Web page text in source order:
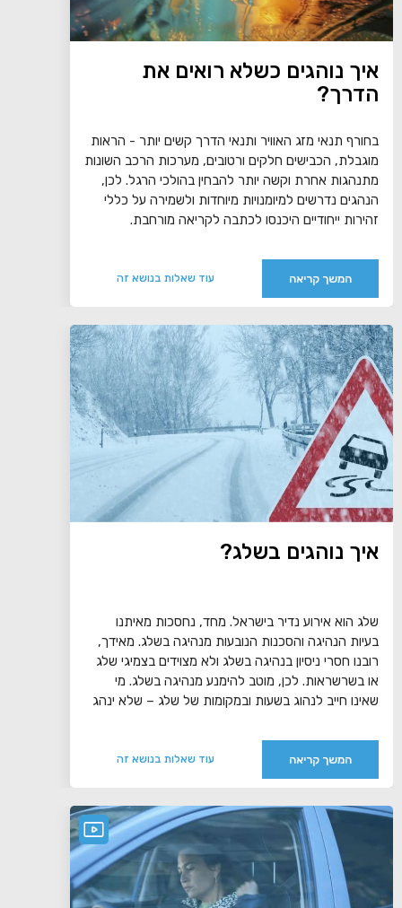
איך נוהגים כשלא רואים את
הדרך?
בחורף תנאי מזג האוויר ותנאי הדרך קשים יותר - הראות
מוגבלת, הכבישים חלקים ורטובים, מערכות הרכב השונות
מתנהגות אחרת וקשה יותר להבחין בהולכי הרגל. לכן,
הנהגים נדרשים למיומנויות מיוחדות ולשמירה על כללי
זהירות ייחודיים היכנסו לכתבה לקריאה מורחבת.
המשך קריאה עוד שאלות בנושא זה
איך נוהגים בשלג?
שלג הוא אירוע נדיר בישראל. מחד, נחסכות מאיתנו
בעיות הנהיגה והסכנות הנובעות מנהיגה בשלג. מאידך,
רובנו חסרי ניסיון בנהיגה בשלג ולא מצוידים בצמיגי שלג
או בשרשראות. לכן, מוטב להימנע מנהיגה בשלג. מי
שאינו חייב לנהוג בשעות ובמקומות של שלג – שלא ינהג
המשך קריאה עוד שאלות בנושא זה